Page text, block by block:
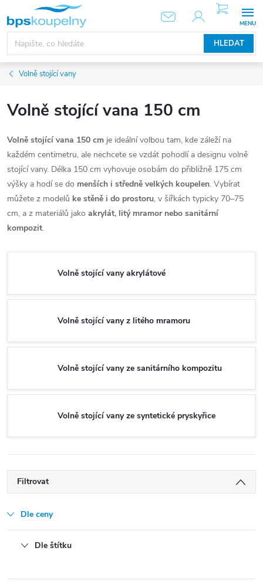
obsah
HLEDAT
NÁKUPNÍ
KOŠÍK
Volně stojící vany
Volně stojící vana 150 cm
Volně stojící vana 150 cm je ideální volbou tam, kde záleží na
každém centimetru, ale nechcete se vzdát pohodlí a designu volně
stojící vany. Délka 150 cm vyhovuje osobám do přibližně 175 cm
výšky a hodí se do menších i středně velkých koupelen. Vybírat
můžete z modelů ke stěně i do prostoru, v šířkách typicky 70–75
cm, a z materiálů jako akrylát, litý mramor nebo sanitární
kompozit.
Volně stojící vany akrylátové
Volně stojící vany z litého mramoru
Volně stojící vany ze sanitárního kompozitu
Volně stojící vany ze syntetické pryskyřice
Filtrovat
Dle ceny
Dle štítku